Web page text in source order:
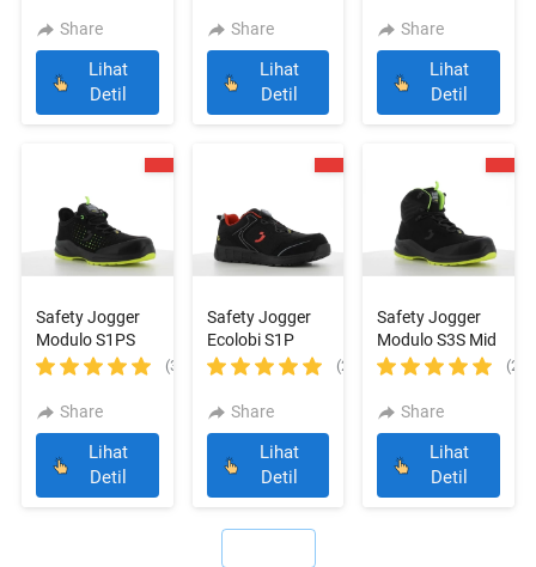
Share
`
Lihat
Detil
Share
`
Lihat
Detil
Share
`
Lihat
Detil
Safety Jogger
Modulo S1PS
Low Perf Black
(3)
Share
`
Lihat
Detil
Safety Jogger
Ecolobi S1P
Low TLS Black
(2)
Share
`
Lihat
Detil
Safety Jogger
Modulo S3S Mid
Black
(2)
Share
`
Lihat
Detil